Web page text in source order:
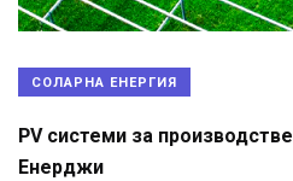
СОЛАРНА ЕНЕРГИЯ
PV системи за
Енерджи